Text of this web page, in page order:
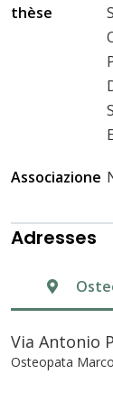
thèse
Associazione
Adresses
Via Antonio
Osteopata